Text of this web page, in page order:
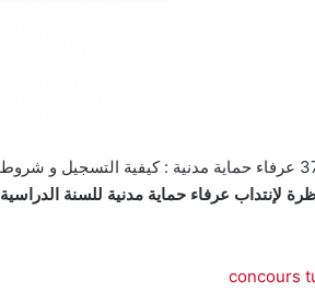
لإنتداب عرفاء حماية مدنية للسنة الدراسية 2022/2021
concours